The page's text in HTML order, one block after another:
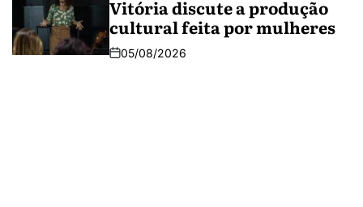
Vitória discute a produção
cultural feita por mulheres
05/08/2026